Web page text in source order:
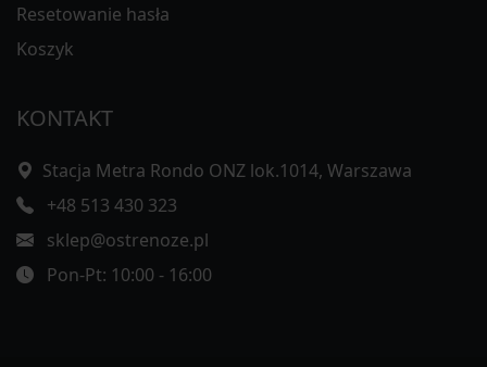
Resetowanie hasła
Koszyk
KONTAKT
Stacja Metra Rondo ONZ lok.1014, Warszawa
+48 513 430 323
sklep@ostrenoze.pl
Pon-Pt: 10:00 - 16:00